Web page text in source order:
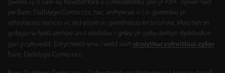
gwmni sy'n cael eu hawdurdodi a'u rheoleiddio gan yr AYA. Sylwer nad
yw Banc Datblygu Cymru ccc nac unrhyw un o'i is-gwmnïau yn
sefydliadau bancio ac nid ydynt yn gweithredu fel y cyfryw. Mae hyn yn
golygu na fydd unrhyw un o endidau'r grŵp yn gallu derbyn dyddodion
gan y cyhoedd. Edrychwch yma i weld siart strwythur cyfreithiol cyfan
Banc Datblygu Cymru ccc.